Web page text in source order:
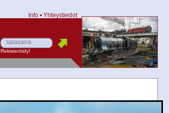
Info • Yhteystiedot
Rekisteröidy!